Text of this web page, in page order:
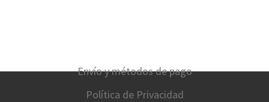
Envío y métodos de pago
Política de Privacidad